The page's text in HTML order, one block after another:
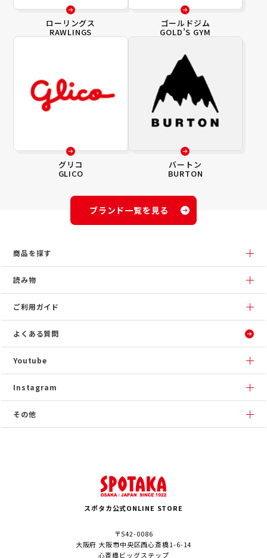
ローリングス
RAWLINGS
ゴールドジム
GOLD’S GYM
グリコ
GLICO
バートン
BURTON
ブランド一覧を見る
商品を探す
読み物
ご利用ガイド
よくある質問
Youtube
Instagram
その他
スポタカ公式ONLINE STORE
〒542-0086
大阪府 大阪市中央区西心斎橋1-6-14
心斎橋ビッグステップ